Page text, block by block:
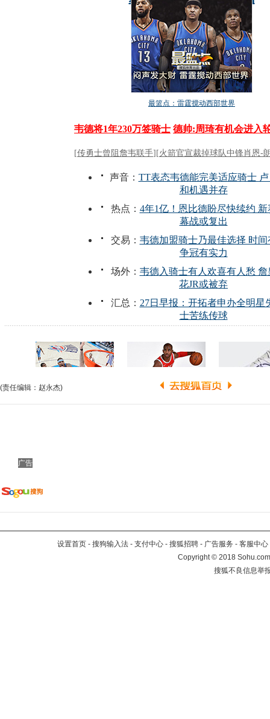
(责任编辑：赵永杰)
广告
设置首页 - 搜狗输入法 - 支付中心 - 搜狐招聘 - 广告服务 - 客服中心
Copyright©2018
搜狐不良信息举